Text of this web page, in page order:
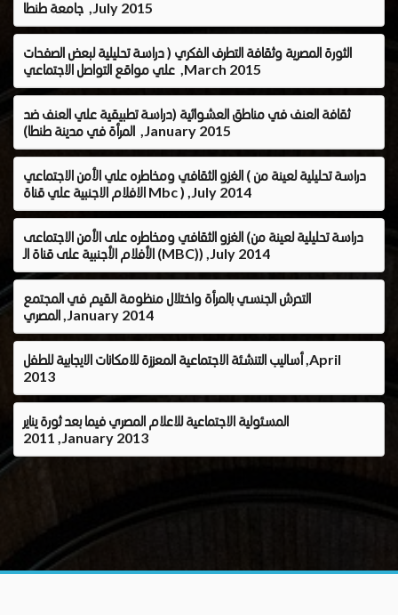
جامعة طنطا ,July 2015
الثورة المصرية وثقافة التطرف الفكري ( دراسة تحليلية لبعض الصفحات
علي مواقع التواصل الاجتماعي ,March 2015
ثقافة العنف في مناطق العشوائية (دراسة تطبيقية علي العنف ضد
المرأة في مدينة طنطا) ,January 2015
الغزو الثقافي ومخاطره علي الأمن الاجتماعي ( دراسة تحليلية لعينة من
الافلام الاجنبية علي قناة Mbc ) ,July 2014
الغزو الثقافي ومخاطره على الأمن الاجتماعى (دراسة تحليلية لعينة من
الأفلام الأجنبية على قناة الـ (MBC)) ,July 2014
التحرش الجنسي بالمرأة واختلال منظومة القيم في المجتمع
المصري ,January 2014
أساليب التنشئة الاجتماعية المعززة للامكانات الايجابية للطفل ,April
2013
المسئولية الاجتماعية للاعلام المصري فيما بعد ثورة يناير
2011 ,January 2013